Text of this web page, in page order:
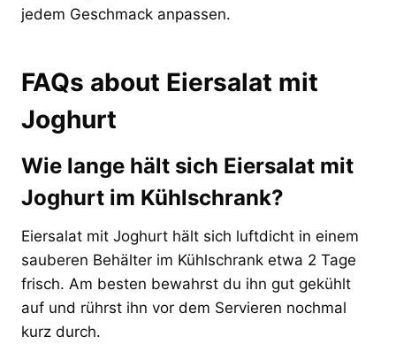
jedem Geschmack anpassen.
FAQs about Eiersalat mit
Joghurt
Wie lange hält sich Eiersalat mit
Joghurt im Kühlschrank?
Eiersalat mit Joghurt hält sich luftdicht in einem
sauberen Behälter im Kühlschrank etwa 2 Tage
frisch. Am besten bewahrst du ihn gut gekühlt
auf und rührst ihn vor dem Servieren nochmal
kurz durch.